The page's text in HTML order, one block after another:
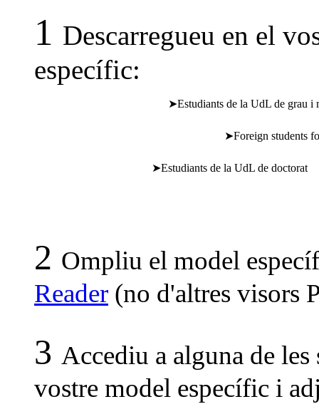
1 Descarregueu en el
específic:
➤Estudiants de la UdL de grau i
➤Foreign students
➤Estudiants de la UdL de doctorat
2 Ompliu el model
Reader (no d'altres visors
3 Accediu a alguna de les
vostre model específic i